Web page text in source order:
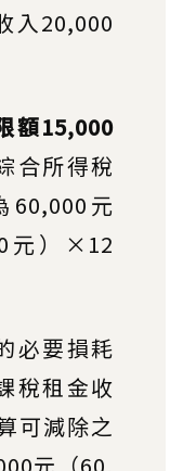
入20,000
額15,000
合所得稅
元
元）×12
必要損耗
稅租金收
可減除之
元（60,